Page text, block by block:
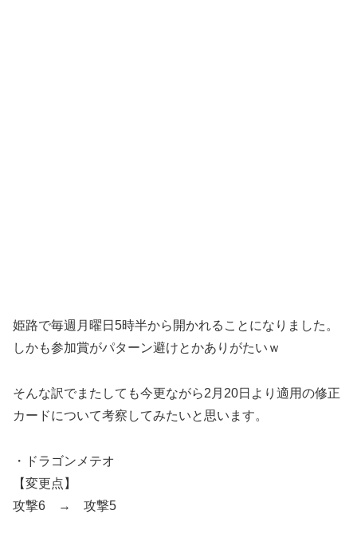
姫路で毎週月曜日5時半から開かれることになりました。
しかも参加賞がパターン避けとかありがたいｗ
そんな訳でまたしても今更ながら2月20日より適用の修正
カードについて考察してみたいと思います。
・ドラゴンメテオ
【変更点】
攻撃6 → 攻撃5